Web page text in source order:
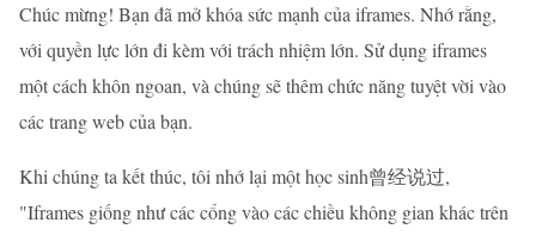
Chúc mừng! Bạn đã mở khóa sức mạnh của iframes. Nhớ rằng,
với quyền lực lớn đi kèm với trách nhiệm lớn. Sử dụng iframes
một cách khôn ngoan, và chúng sẽ thêm chức năng tuyệt vời vào
các trang web của bạn.
Khi chúng ta kết thúc, tôi nhớ lại một học sinh曾经说过,
"Iframes giống như các cổng vào các chiều không gian khác trên